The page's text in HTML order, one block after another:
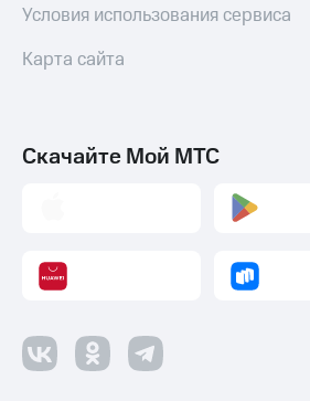
Условия использования сервиса
Карта сайта
Скачайте Мой МТС